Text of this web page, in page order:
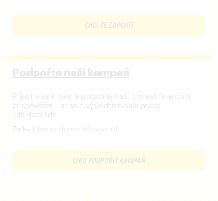
CHCI SE ZAPOJIT
Podpořte naši kampaň
Připojte se k nám a podpořte naši činnost finančním
příspěvkem – ať se o výsledcích naší práce
lidé dozvědí!
Za každou podporu děkujeme!
CHCI PODPOŘIT KAMPAŇ